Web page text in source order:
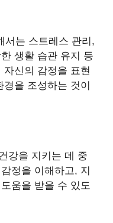
서는 스트레스 관리,
생활 습관 유지 등
신의 감정을 표현
을 조성하는 것이
강을 지키는 데 중
정을 이해하고, 지
움을 받을 수 있도